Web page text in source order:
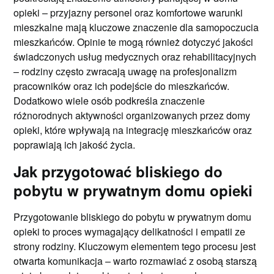
opieki – przyjazny personel oraz komfortowe warunki
mieszkalne mają kluczowe znaczenie dla samopoczucia
mieszkańców. Opinie te mogą również dotyczyć jakości
świadczonych usług medycznych oraz rehabilitacyjnych
– rodziny często zwracają uwagę na profesjonalizm
pracowników oraz ich podejście do mieszkańców.
Dodatkowo wiele osób podkreśla znaczenie
różnorodnych aktywności organizowanych przez domy
opieki, które wpływają na integrację mieszkańców oraz
poprawiają ich jakość życia.
Jak przygotować bliskiego do
pobytu w prywatnym domu opieki
Przygotowanie bliskiego do pobytu w prywatnym domu
opieki to proces wymagający delikatności i empatii ze
strony rodziny. Kluczowym elementem tego procesu jest
otwarta komunikacja – warto rozmawiać z osobą starszą